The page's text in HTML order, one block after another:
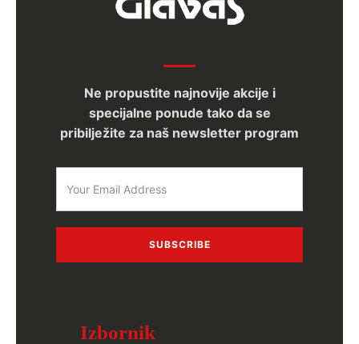
Ne propustite najnovije akcije i
specijalne ponude tako da se
pribilježite za naš newsletter program
SUBSCRIBE
Izbornik